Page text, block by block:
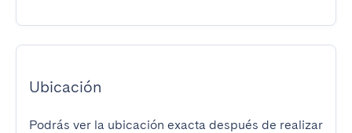
Ubicación
Podrás ver la ubicación exacta después de realizar